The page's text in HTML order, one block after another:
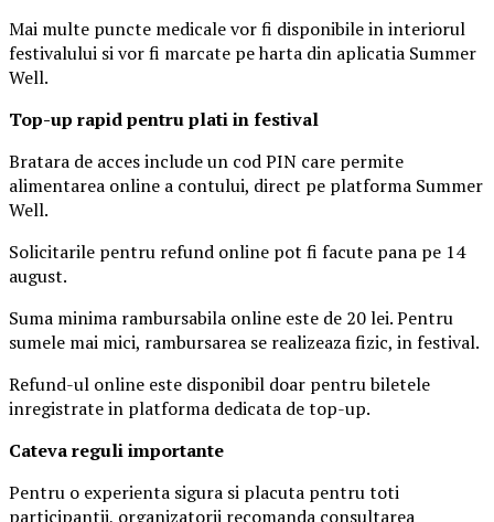
Mai multe puncte medicale vor fi disponibile in interiorul
festivalului si vor fi marcate pe harta din aplicatia Summer
Well.
Top-up rapid pentru plati in festival
Bratara de acces include un cod PIN care permite
alimentarea online a contului, direct pe platforma Summer
Well.
Solicitarile pentru refund online pot fi facute pana pe 14
august.
Suma minima rambursabila online este de 20 lei. Pentru
sumele mai mici, rambursarea se realizeaza fizic, in festival.
Refund-ul online este disponibil doar pentru biletele
inregistrate in platforma dedicata de top-up.
Cateva reguli importante
Pentru o experienta sigura si placuta pentru toti
participantii, organizatorii recomanda consultarea